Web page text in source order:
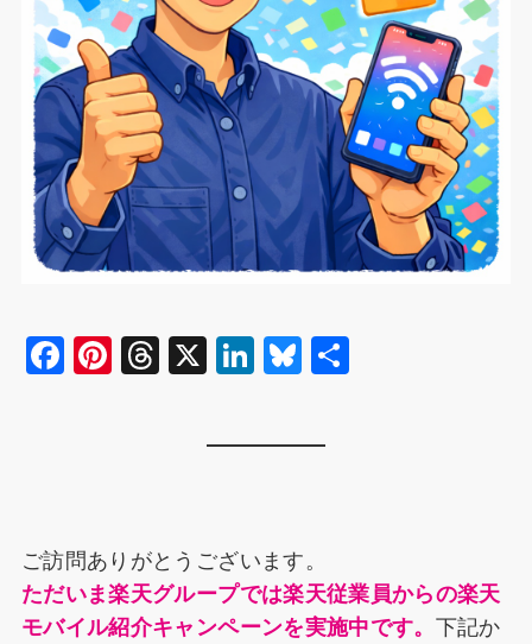
F
o
o
k
Pi
T
s
X
Li
n
Bl
y
ご訪問ありがとうございます。
ただいま楽天グループでは楽天従業員からの楽天
モバイル紹介キャンペーンを実施中です。 下記か